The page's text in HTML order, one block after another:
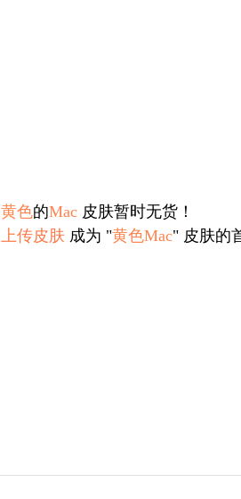
黄色的Mac 皮肤暂时无货！
上传皮肤 成为 "黄色Mac" 皮肤的